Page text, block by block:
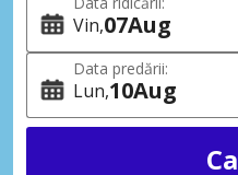
Vin 07Aug
Data predării:
Lun 10Aug